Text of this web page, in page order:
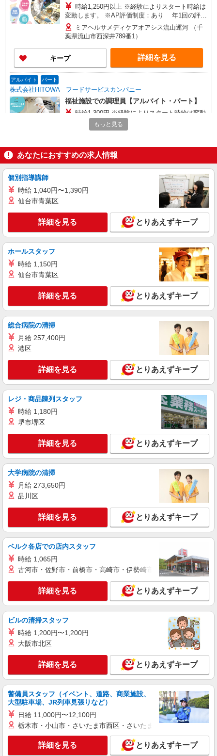
時給1,250円以上 ※経験によりスタート時給は
変動します。 ※AP評価制度：あり 年1回の評価
により時給を見直します。 ※アルバイト賞与（寸
志）：あり 年2回。勤続年数により金額UP。
ミアヘルサメディケアオアシス流山運河 （千
葉県流山市西深井789番1）
キープ 詳細を見る
アルバイト パート
株式会社HITOWA フードサービスカンパニー
福祉施設での調理員【アルバイト・パート】
時給1,300円 ※経験によりスタート時給は変動
します。 ※AP評価制度：あり 年1回の評価によ
り時給を見直します。 ※アルバイト賞与（寸
キープ
アルバイト パート
株式会社HITOWA フードサービスカンパニー
福祉施設での調理補助【アルバイト・パート】
変動します。 ※AP評価制度：あり 年1回の評価
により時給を見直します。 ※アルバイト賞与（寸
志）：あり 年2回。勤続年数により金額UP。
ソラスト流山 （千葉県流山市松ヶ丘5-732-1）
キープ 詳細を見る
アルバイト パート
株式会社HITOWA フードサービスカンパニー
福祉施設での調理補助【アルバイト・パート】
時給1,200円以上 ※経験によりスタート時給は
変動します。 ※AP評価制度：あり 年1回の評価
により時給を見直します。 ※アルバイト賞与（寸
志）：あり 年2回。勤続年数により金額UP。
イリーゼ南流山 （千葉県流山市木三丁目22-
キープ 詳細を見る
正社員
株式会社HITOWA フードサービスカンパニー
福祉施設での調理師（エリアチーフ）【正社
に応じて決定します。 賞与年2回
イリーゼ南流山 （千葉県流山市木三丁目22-
1）
キープ 詳細を見る
アルバイト
株式会社HITOWA フードサービスカンパニー
福祉施設での調理補助【アルバイト・パート】
時給1,250円以上 ※経験によりスタート時給は
変動します。 ※AP評価制度：あり 年1回の評価
により時給を見直します。 ※アルバイト賞与（寸
志）：あり 年2回。勤続年数により金額UP。
ミアヘルサメディケアオアシス流山運河 （千
キープ 詳細を見る
アルバイト パート
株式会社HITOWA フードサービスカンパニー
福祉施設での調理員【アルバイト・パート】
時給1,200円〜1,300円 ※経験によりスタート
時給は変動します。 ※AP評価制度：あり 年1回
の評価により時給を見直します。 ※アルバイト賞
与（寸志）：あり 年2回。勤続年数により金額
ALSOKケアホーム流山江戸川台 （千葉県流山
市美原1丁目1222番地1）
キープ 詳細を見る
株式会社HITOWA フードサービスカンパニー
福祉施設での調理補助【アルバイト・パート】
時給1,200円以上 ※経験によりスタート時給は
変動します。 ※AP評価制度：あり 年1回の評価
もっと見る
あなたにおすすめの求人情報
個別指導講師
時給 1,040円〜1,390円
仙台市青葉区
詳細を見る とりあえずキープ
ホールスタッフ
時給 1,150円
仙台市青葉区
詳細を見る とりあえずキープ
総合病院の清掃
月給 257,400円
港区
詳細を見る とりあえずキープ
レジ・商品陳列スタッフ
時給 1,180円
堺市堺区
詳細を見る とりあえずキープ
大学病院の清掃
月給 273,650円
品川区
詳細を見る とりあえずキープ
ベルク各店での店内スタッフ
時給 1,065円
古河市・佐野市・前橋市・高崎市・伊勢崎市・太田市・館林市
詳細を見る とりあえずキープ
ビルの清掃スタッフ
時給 1,200円〜1,200円
大阪市北区
詳細を見る とりあえずキープ
警備員スタッフ（イベント、道路、商業施設、
大型駐車場、JR列車見張りなど）
日給 11,000円〜12,100円
栃木市・小山市・さいたま市西区・さいたま市岩槻区・久喜市・
詳細を見る とりあえずキープ